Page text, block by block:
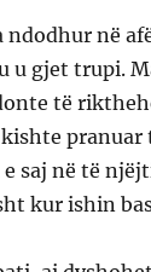
në
u gjet trupi.
të
pranuar
saj në të
kur ishin